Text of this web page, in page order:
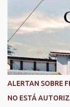
seguridad pública
reunió a
representantes de
conocimientos y
materia. La titular
reconocimiento es
infraestructura
innovadores de
Aguascalientes,
ALERTAN SOBRE
NO ESTÁ